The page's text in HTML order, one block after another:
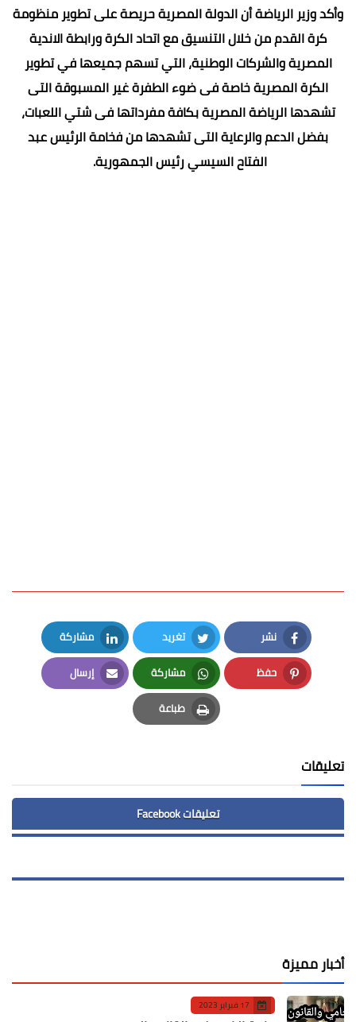
وأكد وزير الرياضة أن الدولة المصرية حريصة على تطوير منظومة
كرة القدم من خلال التنسيق مع اتحاد الكرة ورابطة الاندية
المصرية والشركات الوطنية، التي تسهم جميعها في تطوير
الكرة المصرية خاصة فى ضوء الطفرة غير المسبوقة التى
تشهدها الرياضة المصرية بكافة مفرداتها فى شتي اللعبات،
بفضل الدعم والرعاية التى تشهدها من فخامة الرئيس عبد
الفتاح السيسي رئيس الجمهورية.
نشر
Facebook
تغريد
Twitter
مشاركة
LinkedIn
حفظ
Pinterest
مشاركة
Whatsapp
إرسال
Email
طباعة
Print
تعليقات
تعليقات Facebook
أخبار مميزة
17 فبراير 2023